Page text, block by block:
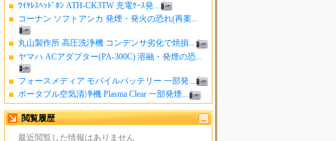
ﾜｲﾔﾚｽﾍｯﾄﾞﾎﾝ ATH-CK3TW 充電ｹｰｽ発...
コーナン ソフトアンカ 発煙・発火の恐れ(再案...
丸山製作所 高圧洗浄機 コンデンサ劣化で焼損...
ヤマハ ACアダプター(PA-300C) 溶融・発煙の恐...
フォースメディア モバイルバッテリー 一部発...
ポータブル空気清浄機 Plasma Clear 一部発煙...
閲覧履歴
最近閲覧した情報はありません